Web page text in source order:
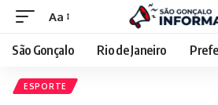
Aa
São Gonçalo Rio de Janeiro
ESPORTE